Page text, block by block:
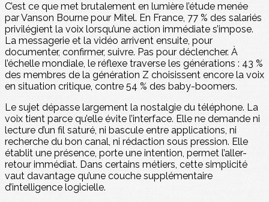
C’est ce que met brutalement en lumière l’étude menée
par Vanson Bourne pour Mitel. En France, 77 % des salariés
privilégient la voix lorsqu’une action immédiate s’impose.
La messagerie et la vidéo arrivent ensuite, pour
documenter, confirmer, suivre. Pas pour déclencher. À
l’échelle mondiale, le réflexe traverse les générations : 43 %
des membres de la génération Z choisissent encore la voix
en situation critique, contre 54 % des baby-boomers.
Le sujet dépasse largement la nostalgie du téléphone. La
voix tient parce qu’elle évite l’interface. Elle ne demande ni
lecture d’un fil saturé, ni bascule entre applications, ni
recherche du bon canal, ni rédaction sous pression. Elle
établit une présence, porte une intention, permet l’aller-
retour immédiat. Dans certains métiers, cette simplicité
vaut davantage qu’une couche supplémentaire
d’intelligence logicielle.